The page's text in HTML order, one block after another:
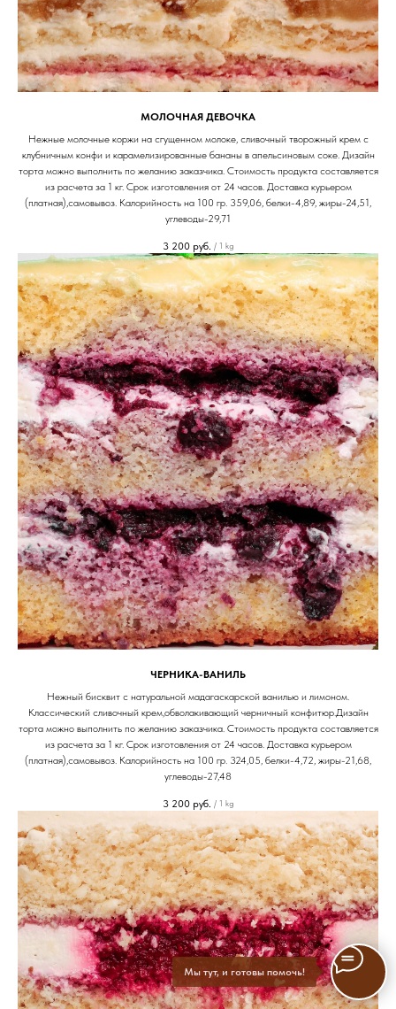
МОЛОЧНАЯ ДЕВОЧКА
Нежные молочные коржи на сгущенном молоке, сливочный творожный крем с
клубничным конфи и карамелизированные бананы в апельсиновым соке. Дизайн
торта можно выполнить по желанию заказчика. Стоимость продукта составляется
из расчета за 1 кг. Срок изготовления от 24 часов. Доставка курьером
(платная),самовывоз. Калорийность на 100 гр. 359,06, белки-4,89, жиры-24,51,
углеводы-29,71
3 200 руб. / 1 kg
ЧЕРНИКА-ВАНИЛЬ
Нежный бисквит с натуральной мадагаскарской ванилью и лимоном.
Классический сливочный крем,обволакивающий черничный конфитюр.Дизайн
торта можно выполнить по желанию заказчика. Стоимость продукта составляется
из расчета за 1 кг. Срок изготовления от 24 часов. Доставка курьером
(платная),самовывоз. Калорийность на 100 гр. 324,05, белки-4,72, жиры-21,68,
углеводы-27,48
3 200 руб. / 1 kg
Мы тут, и готовы помочь!